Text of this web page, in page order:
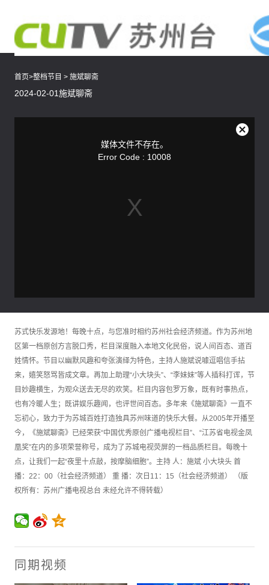
首页>整档节目 > 施斌聊斋
2024-02-01施斌聊斋
媒体文件不存在。
Error Code : 10008
关
苏式快乐发源地！每晚十点，与您准时相约苏州社会经济频道。作为苏州地
区第一档原创方言脱口秀，栏目深度融入本地文化民俗，说人间百态、道百
姓情怀。节目以幽默风趣和夸张演绎为特色，主持人施斌说噱逗唱信手拈
来，嬉笑怒骂皆成文章。再加上助理“小大块头”、“李妹妹”等人插科打诨，节
目妙趣横生，为观众送去无尽的欢笑。栏目内容包罗万象，既有时事热点，
也有冷暖人生；既讲娱乐趣闻，也评世间百态。多年来《施斌聊斋》一直不
忘初心，致力于为苏城百姓打造独具苏州味道的快乐大餐。从2005年开播至
今，《施斌聊斋》已经荣获“中国优秀原创广播电视栏目”、“江苏省电视金凤
凰奖”在内的多项荣誉称号，成为了苏城电视荧屏的一档品质栏目。每晚十
点，让我们一起“夜里十点敲，按摩脑细胞”。主持 人：施斌 小大块头 首
播：22：00（社会经济频道） 重 播：次日11：15（社会经济频道） （版
权所有：苏州广播电视总台 未经允许不得转载）
同期视频